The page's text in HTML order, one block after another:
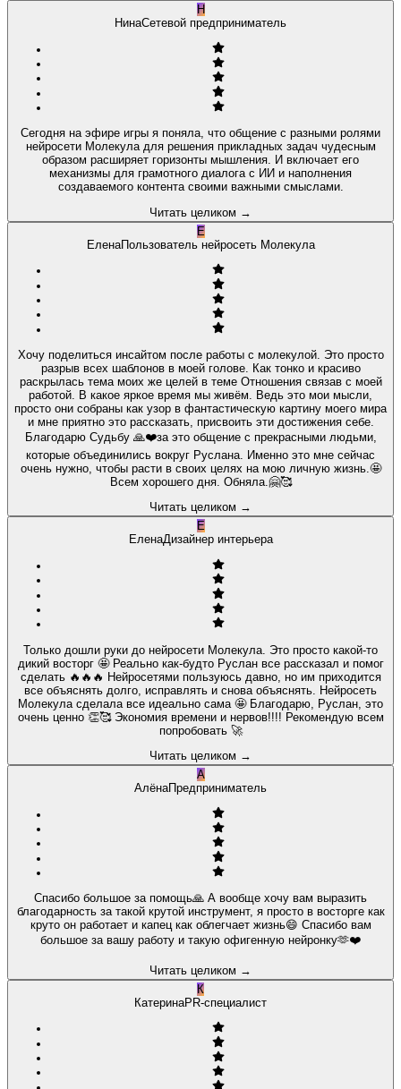
Н
НинаСетевой предприниматель
Сегодня на эфире игры я поняла, что общение с разными ролями
нейросети Молекула для решения прикладных задач чудесным
образом расширяет горизонты мышления. И включает его
механизмы для грамотного диалога с ИИ и наполнения
создаваемого контента своими важными смыслами.
Читать целиком →
Е
ЕленаПользователь нейросеть Молекула
Хочу поделиться инсайтом после работы с молекулой. Это просто
разрыв всех шаблонов в моей голове. Как тонко и красиво
раскрылась тема моих же целей в теме Отношения связав с моей
работой. В какое яркое время мы живём. Ведь это мои мысли,
просто они собраны как узор в фантастическую картину моего мира
и мне приятно это рассказать, присвоить эти достижения себе.
Благодарю Судьбу 🙏❤️за это общение с прекрасными людьми,
которые объединились вокруг Руслана. Именно это мне сейчас
очень нужно, чтобы расти в своих целях на мою личную жизнь.🤩
Всем хорошего дня. Обняла.🤗🥰
Читать целиком →
Е
ЕленаДизайнер интерьера
Только дошли руки до нейросети Молекула. Это просто какой-то
дикий восторг 🤩 Реально как-будто Руслан все рассказал и помог
сделать 🔥🔥🔥 Нейросетями пользуюсь давно, но им приходится
все объяснять долго, исправлять и снова объяснять. Нейросеть
Молекула сделала все идеально сама 🤩 Благодарю, Руслан, это
очень ценно 👏🥰 Экономия времени и нервов!!!! Рекомендую всем
попробовать 🚀
Читать целиком →
А
АлёнаПредприниматель
Спасибо большое за помощь🙏 А вообще хочу вам выразить
благодарность за такой крутой инструмент, я просто в восторге как
круто он работает и капец как облегчает жизнь😄 Спасибо вам
большое за вашу работу и такую офигенную нейронку🫶❤️
Читать целиком →
К
КатеринаPR-специалист